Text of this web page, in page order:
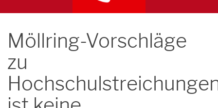
Möllring-Vorschläge
zu